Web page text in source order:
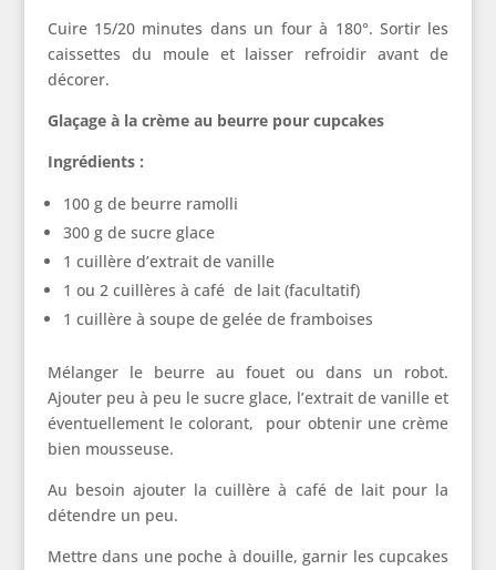
Cuire 15/20 minutes dans un four à 180°. Sortir les
caissettes du moule et laisser refroidir avant de
décorer.
Glaçage à la crème au beurre pour cupcakes
Ingrédients :
100 g de beurre ramolli
300 g de sucre glace
1 cuillère d’extrait de vanille
1 ou 2 cuillères à café de lait (facultatif)
1 cuillère à soupe de gelée de framboises
Mélanger le beurre au fouet ou dans un robot.
Ajouter peu à peu le sucre glace, l’extrait de vanille et
éventuellement le colorant, pour obtenir une crème
bien mousseuse.
Au besoin ajouter la cuillère à café de lait pour la
détendre un peu.
Mettre dans une poche à douille, garnir les cupcakes